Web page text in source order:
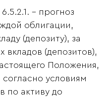
- прогноз
облигации,
(депозиту), за
вкладов (депозитов),
Положения,
условиям
по активу до